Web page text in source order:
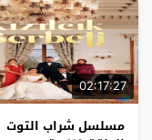
02:17:27
مسلسل شراب التوت